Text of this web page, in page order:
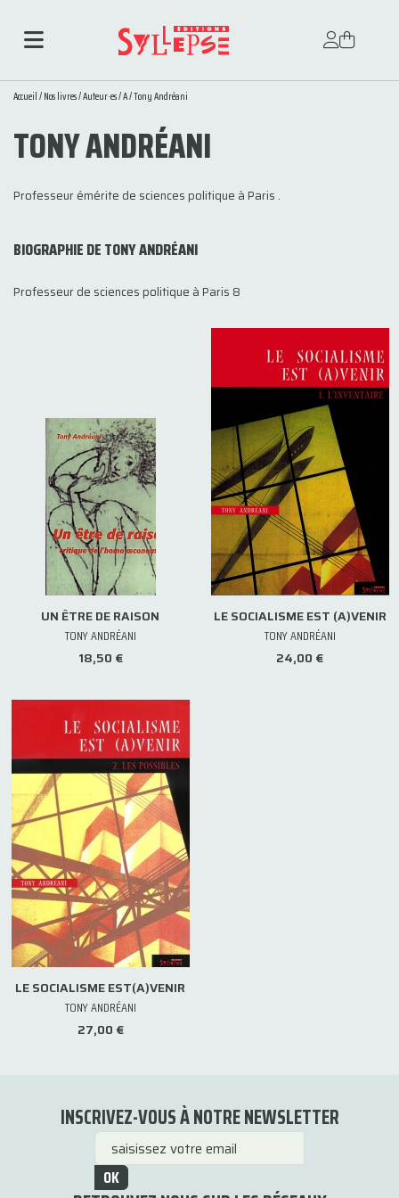
Accueil/Nos livres/Auteur·es/A/ Tony Andréani
TONY ANDRÉANI
Professeur émérite de sciences politique à Paris .
BIOGRAPHIE DE TONY ANDRÉANI
Professeur de sciences politique à Paris 8
UN ÊTRE DE RAISON
TONY ANDRÉANI
18,50 €
LE SOCIALISME EST (A)VENIR
TONY ANDRÉANI
24,00 €
LE SOCIALISME EST(A)VENIR
TONY ANDRÉANI
27,00 €
INSCRIVEZ-VOUS À NOTRE NEWSLETTER
OK